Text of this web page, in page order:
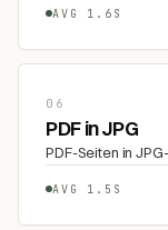
AVG 1.6S
06
PDF in JPG
PDF-Seiten in
AVG 1.5S